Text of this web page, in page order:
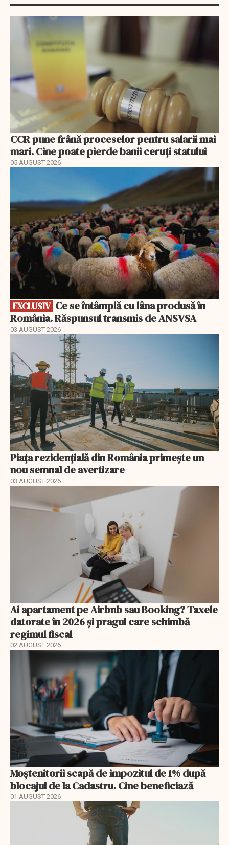
CCR pune frână proceselor pentru salarii mai
mari. Cine poate pierde banii ceruți statului
05 AUGUST 2026
EXCLUSIV
România. Răspunsul transmis de ANSVSA
03 AUGUST 2026
Piața rezidențială din România primește un
nou semnal de avertizare
03 AUGUST 2026
Ai apartament pe Airbnb sau Booking? Taxele
datorate în 2026 și pragul care schimbă
regimul fiscal
02 AUGUST 2026
Moștenitorii scapă de impozitul de 1% după
blocajul de la Cadastru. Cine beneficiază
01 AUGUST 2026